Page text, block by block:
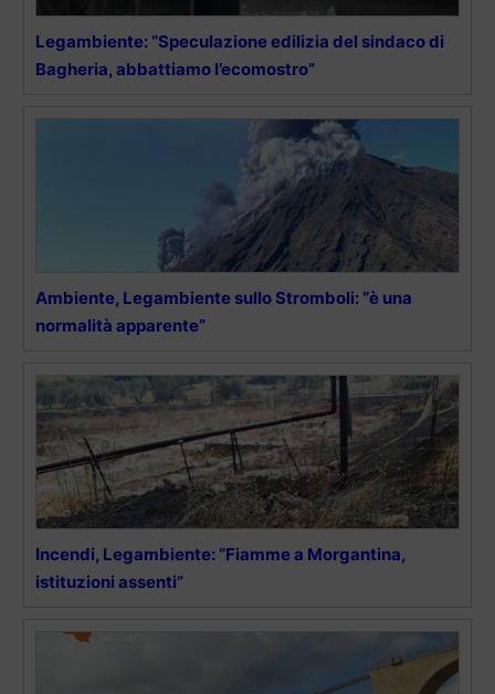
Legambiente: “Speculazione edilizia del sindaco di
Bagheria, abbattiamo l’ecomostro”
Ambiente, Legambiente sullo Stromboli: “è una
normalità apparente”
Incendi, Legambiente: “Fiamme a Morgantina,
istituzioni assenti”